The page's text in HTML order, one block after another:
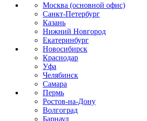
Москва (основной офис)
Санкт-Петербург
Казань
Нижний Новгород
Екатеринбург
Новосибирск
Краснодар
Уфа
Челябинск
Самара
Пермь
Ростов-на-Дону
Волгоград
Барнаул